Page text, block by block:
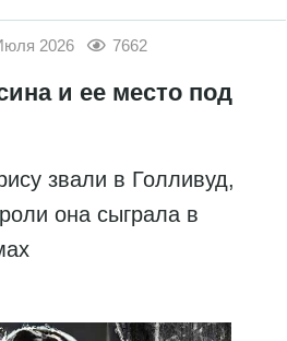
2026 7662
и ее место под
звали в Голливуд,
она сыграла в